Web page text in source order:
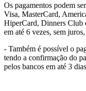
Os pagamentos podem
Visa, MasterCard,
HiperCard, Dinners Club
em até 6 vezes, sem
- Também é possível o
tendo a confirmação do
pelos bancos em até 3